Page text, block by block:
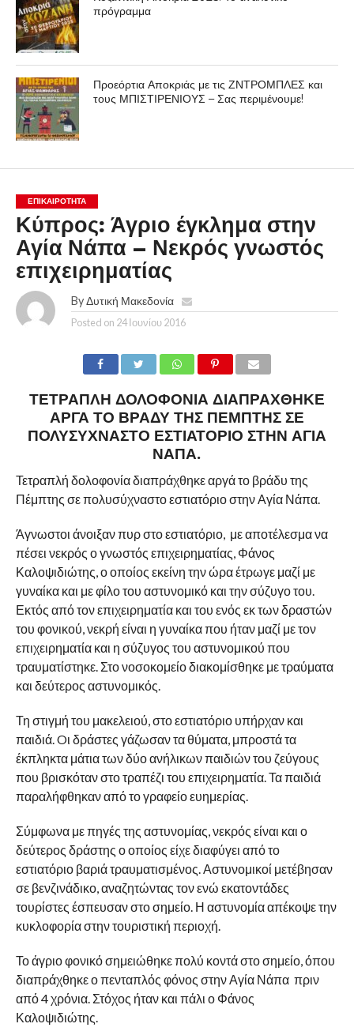
πρόγραμμα
Προεόρτια Αποκριάς με τις ΖΝΤΡΟΜΠΛΕΣ και
τους ΜΠΙΣΤΙΡΕΝΙΟΥΣ – Σας περιμένουμε!
ΕΠΙΚΑΙΡΟΤΗΤΑ
Κύπρος: Άγριο έγκλημα στην
Αγία Νάπα – Νεκρός γνωστός
επιχειρηματίας
By Δυτική Μακεδονία
Posted on 24 Ιουνίου 2016
ΤΕΤΡΑΠΛΉ ΔΟΛΟΦΟΝΊΑ ΔΙΑΠΡΆΧΘΗΚΕ
ΑΡΓΆ ΤΟ ΒΡΆΔΥ ΤΗΣ ΠΈΜΠΤΗΣ ΣΕ
ΠΟΛΥΣΎΧΝΑΣΤΟ ΕΣΤΙΑΤΌΡΙΟ ΣΤΗΝ ΑΓΊΑ
ΝΆΠΑ.
Τετραπλή δολοφονία διαπράχθηκε αργά το βράδυ της
Πέμπτης σε πολυσύχναστο εστιατόριο στην Αγία Νάπα.
Άγνωστοι άνοιξαν πυρ στο εστιατόριο, με αποτέλεσμα να
πέσει νεκρός ο γνωστός επιχειρηματίας, Φάνος
Καλοψιδιώτης, ο οποίος εκείνη την ώρα έτρωγε μαζί με
γυναίκα και με φίλο του αστυνομικό και την σύζυγο του.
Εκτός από τον επιχειρηματία και του ενός εκ των δραστών
του φονικού, νεκρή είναι η γυναίκα που ήταν μαζί με τον
επιχειρηματία και η σύζυγος του αστυνομικού που
τραυματίστηκε. Στο νοσοκομείο διακομίσθηκε με τραύματα
και δεύτερος αστυνομικός.
Τη στιγμή του μακελειού, στο εστιατόριο υπήρχαν και
παιδιά. Oι δράστες γάζωσαν τα θύματα, μπροστά τα
έκπληκτα μάτια των δύο ανήλικων παιδιών του ζεύγους
που βρισκόταν στο τραπέζι του επιχειρηματία. Τα παιδιά
παραλήφθηκαν από το γραφείο ευημερίας.
Σύμφωνα με πηγές της αστυνομίας, νεκρός είναι και ο
δεύτερος δράστης ο οποίος είχε διαφύγει από το
εστιατόριο βαριά τραυματισμένος. Αστυνομικοί μετέβησαν
σε βενζινάδικο, αναζητώντας τον ενώ εκατοντάδες
τουρίστες έσπευσαν στο σημείο. Η αστυνομία απέκοψε την
κυκλοφορία στην τουριστική περιοχή.
Το άγριο φονικό σημειώθηκε πολύ κοντά στο σημείο, όπου
διαπράχθηκε ο πενταπλός φόνος στην Αγία Νάπα πριν
από 4 χρόνια. Στόχος ήταν και πάλι ο Φάνος
Καλοψιδιώτης.